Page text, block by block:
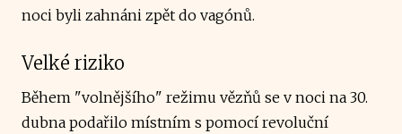
noci byli zahnáni zpět do vagónů.
Velké riziko
Během "volnějšího" režimu vězňů se v noci na 30.
dubna podařilo místním s pomocí revoluční